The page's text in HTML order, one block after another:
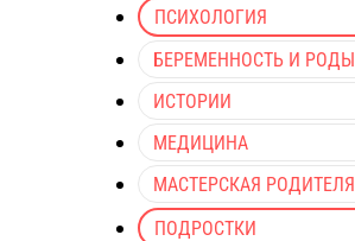
ПСИХОЛОГИЯ
БЕРЕМЕННОСТЬ И РОДЫ
ИСТОРИИ
МЕДИЦИНА
МАСТЕРСКАЯ РОДИТЕЛЯ
ПОДРОСТКИ